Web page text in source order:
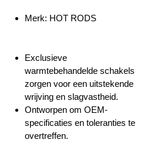
Merk: HOT RODS
Exclusieve
warmtebehandelde schakels
zorgen voor een uitstekende
wrijving en slagvastheid.
Ontworpen om OEM-
specificaties en toleranties te
overtreffen.